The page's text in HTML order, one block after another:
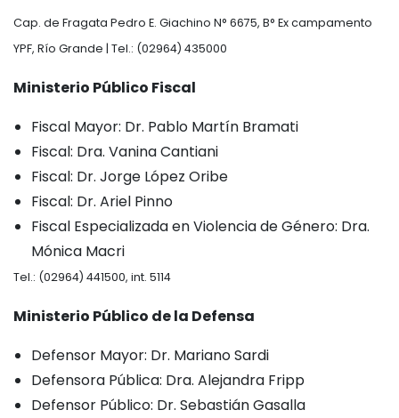
Cap. de Fragata Pedro E. Giachino N° 6675, B° Ex campamento
YPF, Río Grande | Tel.: (02964) 435000
Ministerio Público Fiscal
Fiscal Mayor: Dr. Pablo Martín Bramati
Fiscal: Dra. Vanina Cantiani
Fiscal: Dr. Jorge López Oribe
Fiscal: Dr. Ariel Pinno
Fiscal Especializada en Violencia de Género: Dra.
Mónica Macri
Tel.: (02964) 441500, int. 5114
Ministerio Público de la Defensa
Defensor Mayor: Dr. Mariano Sardi
Defensora Pública: Dra. Alejandra Fripp
Defensor Público: Dr. Sebastián Gasalla